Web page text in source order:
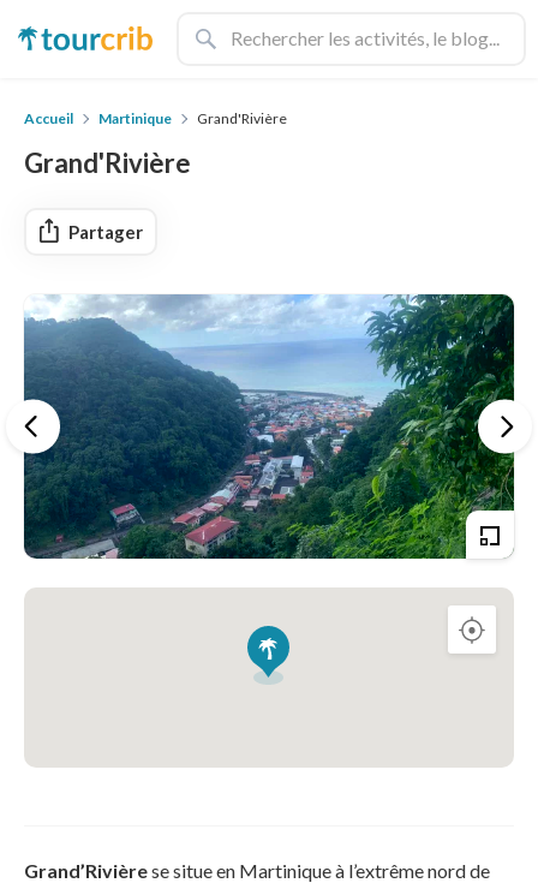
Accueil Martinique Grand'Rivière
Grand'Rivière
Partager
Grand’Rivièrese situe en Martinique à l’extrême nord de